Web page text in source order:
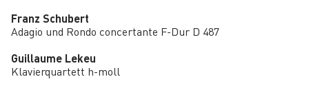
Franz Schubert
Adagio und Rondo concertante F-Dur D 487
Guillaume Lekeu
Klavierquartett h-moll